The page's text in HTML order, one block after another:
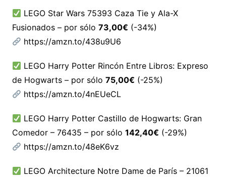
LEGO Star Wars 75393 Caza Tie y Ala-X
Fusionados – por sólo 73,00€ (-34%)
https://amzn.to/438u9U6
LEGO Harry Potter Rincón Entre Libros: Expreso
de Hogwarts – por sólo 75,00€ (-25%)
https://amzn.to/4nEUeCL
LEGO Harry Potter Castillo de Hogwarts: Gran
Comedor – 76435 – por sólo 142,40€ (-29%)
https://amzn.to/48eK6vz
LEGO Architecture Notre Dame de París – 21061